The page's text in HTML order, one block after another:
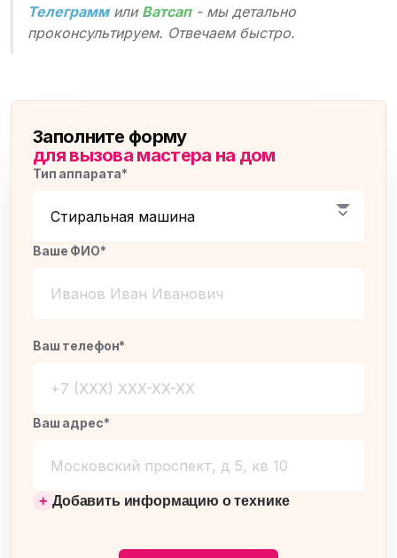
Телеграмм или Ватсап- мы детально
проконсультируем. Отвечаем быстро.
Заполните форму
для вызова мастера на дом
Тип аппарата*
Ваше ФИО*
Ваш телефон*
Ваш адрес*
Добавить информацию о технике